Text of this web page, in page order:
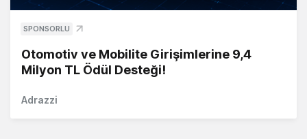
SPONSORLU
Otomotiv ve Mobilite Girişimlerine 9,4
Milyon TL Ödül Desteği!
Adrazzi